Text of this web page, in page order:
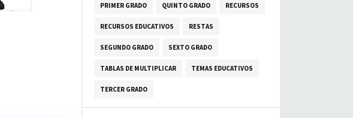
PRIMER GRADO QUINTO GRADO RECURSOS
RECURSOS EDUCATIVOS RESTAS
SEGUNDO GRADO SEXTO GRADO
TABLAS DE MULTIPLICAR TEMAS EDUCATIVOS
TERCER GRADO